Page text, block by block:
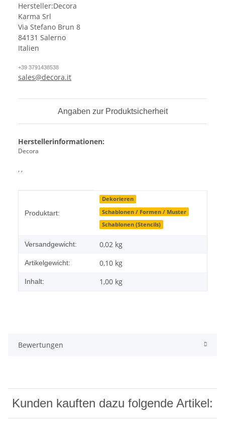
Hersteller:Decora
Karma Srl
Via Stefano Brun 8
84131 Salerno
Italien
+39 3791438538
sales@decora.it
Angaben zur Produktsicherheit
Herstellerinformationen:
Decora
, ,
Produktart:
Dekorieren
Schablonen / Formen / Muster
Schablonen (Stencils)
Versandgewicht: 0,02 kg
Artikelgewicht: 0,10 kg
Inhalt: 1,00 kg
Bewertungen
Kunden kauften dazu folgende Artikel: